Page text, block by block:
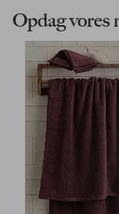
Opdag vores